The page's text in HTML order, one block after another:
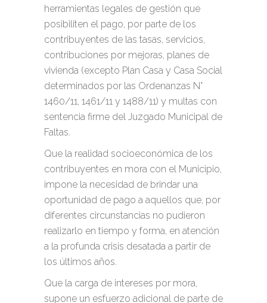
herramientas legales de gestión que
posibiliten el pago, por parte de los
contribuyentes de las tasas, servicios,
contribuciones por mejoras, planes de
vivienda (excepto Plan Casa y Casa Social
determinados por las Ordenanzas N°
1460/11, 1461/11 y 1488/11) y multas con
sentencia firme del Juzgado Municipal de
Faltas.
Que la realidad socioeconómica de los
contribuyentes en mora con el Municipio,
impone la necesidad de brindar una
oportunidad de pago a aquellos que, por
diferentes circunstancias no pudieron
realizarlo en tiempo y forma, en atención
a la profunda crisis desatada a partir de
los últimos años.
Que la carga de intereses por mora,
supone un esfuerzo adicional de parte de